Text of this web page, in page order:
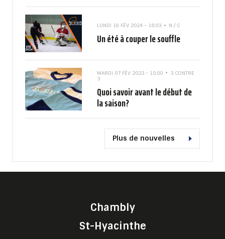
LUNDI 19 FÉV 2024 - 16:03 N / C
Un été à couper le souffle
MARDI 07 FÉV 2023 - 10:00
3 CONTRE
3
Quoi savoir avant le début de
la saison?
Plus de nouvelles
Chambly
St-Hyacinthe